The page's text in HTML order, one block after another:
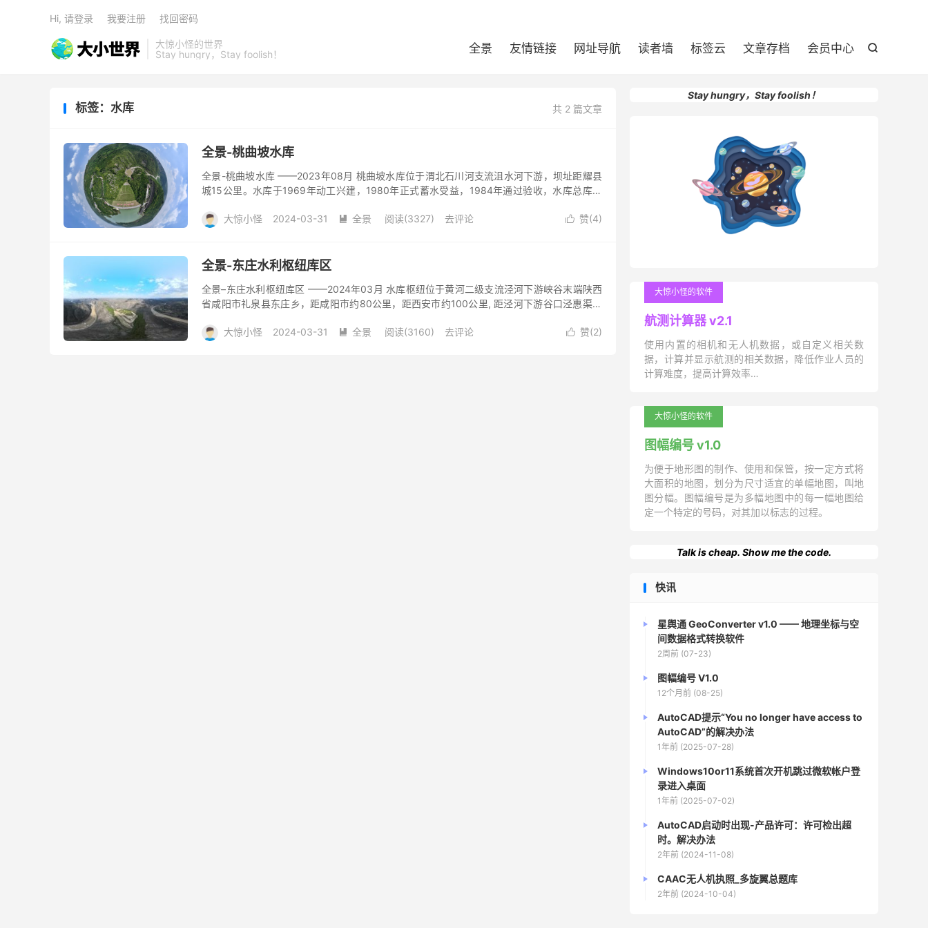
大惊小怪的世界
Stay hungry，Stay foolish！

全景 友情链接 网址导航 读者墙 标签云 文章存档 会员中心
Hi, 请登录 我要注册 找回密码
共 2 篇文章
标签：水库
全景-桃曲坡水库
全景-桃曲坡水库 ——2023年08月 桃曲坡水库位于渭北石川河支流沮水河下游，坝址距耀县
城15公里。水库于1969年动工兴建，1980年正式蓄水受益，1984年通过验收，水库总库容
 赞(4)
大惊小怪 2024-03-31  全景 阅读(3327) 去评论
全景-东庄水利枢纽库区
全景–东庄水利枢纽库区 ——2024年03月 水库枢纽位于黄河二级支流泾河下游峡谷末端陕西
省咸阳市礼泉县东庄乡，距咸阳市约80公里，距西安市约100公里, 距泾河下游谷口泾惠渠渠
 赞(2)
大惊小怪 2024-03-31  全景 阅读(3160) 去评论
Stay hungry，Stay foolish！
大惊小怪的软件
航测计算器 v2.1
使用内置的相机和无人机数据，或自定义相关数
据，计算并显示航测的相关数据，降低作业人员的
计算难度，提高计算效率…
大惊小怪的软件
图幅编号 v1.0
为便于地形图的制作、使用和保管，按一定方式将
大面积的地图，划分为尺寸适宜的单幅地图，叫地
图分幅。图幅编号是为多幅地图中的每一幅地图给
定一个特定的号码，对其加以标志的过程。
Talk is cheap. Show me the code.
快讯
星舆通 GeoConverter v1.0 —— 地理坐标与空
间数据格式转换软件
2周前 (07-23)
图幅编号 V1.0
12个月前 (08-25)
AutoCAD提示“You no longer have access to
AutoCAD”的解决办法
1年前 (2025-07-28)
Windows10or11系统首次开机跳过微软帐户登
录进入桌面
1年前 (2025-07-02)
AutoCAD启动时出现-产品许可：许可检出超
时。解决办法
2年前 (2024-11-08)
CAAC无人机执照_多旋翼总题库
2年前 (2024-10-04)